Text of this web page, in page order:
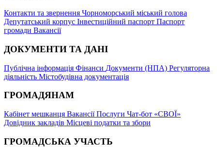
Контакти та звернення Чорноморський міський голова
Депутатський корпус Інвестиційний паспорт Паспорт
громади Вакансії
ДОКУМЕНТИ ТА ДАНІ
Публічна інформація Фінанси Документи (НПА) Регуляторна
діяльність Містобудівна документація
ГРОМАДЯНАМ
Кабінет мешканця ВакансіїПослуги Чат-бот «СВОЇ»
Довідник закладів Місцеві податки та збори
ГРОМАДСЬКА УЧАСТЬ